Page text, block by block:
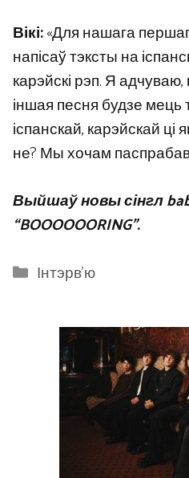
Вікі:«Для нашага
напісаў тэксты на
карэйскі рэп. Я
іншая песня будзе мець
іспанскай, карэйскай
не? Мы хочам
Выйшаў новы сінгл
“BOOOOOORING”.
Categories
Інтэрв'ю